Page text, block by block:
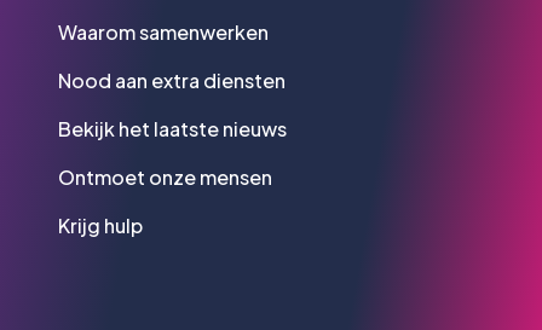
Waarom samenwerken
Nood aan extra diensten
Bekijk het laatste nieuws
Ontmoet onze mensen
Krijg hulp